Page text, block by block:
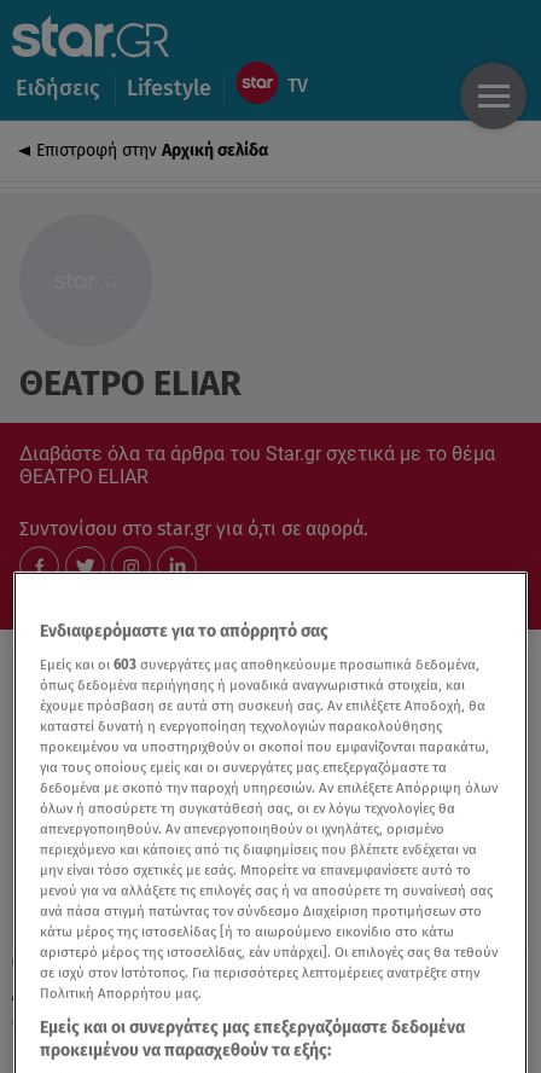
Ειδήσεις Lifestyle
Επιστροφή στην Αρχική σελίδα
ΘΕΑΤΡΟ ELIAR
Διαβάστε όλα τα άρθρα του Star.gr σχετικά με το θέμα
ΘΕΑΤΡΟ ELIAR
Συντονίσου στο star.gr για ό,τι σε αφορά.
31.12.21, 14:16
Δάχτυλο στο μέλι από 28 Φεβρουαρίου
στο θέατρο Eliart
Ενδιαφερόμαστε για το απόρρητό σας
Εμείς και οι603 συνεργάτες μας αποθηκεύουμε προσωπικά δεδομένα,
όπως δεδομένα περιήγησης ή μοναδικά αναγνωριστικά στοιχεία, και
έχουμε πρόσβαση σε αυτά στη συσκευή σας. Αν επιλέξετε Αποδοχή, θα
καταστεί δυνατή η ενεργοποίηση τεχνολογιών παρακολούθησης
προκειμένου να υποστηριχθούν οι σκοποί που εμφανίζονται παρακάτω,
για τους οποίους εμείς και οι συνεργάτες μας επεξεργαζόμαστε τα
δεδομένα με σκοπό την παροχή υπηρεσιών. Αν επιλέξετε Απόρριψη όλων
όλων ή αποσύρετε τη συγκατάθεσή σας, οι εν λόγω τεχνολογίες θα
απενεργοποιηθούν. Αν απενεργοποιηθούν οι ιχνηλάτες, ορισμένο
περιεχόμενο και κάποιες από τις διαφημίσεις που βλέπετε ενδέχεται να
μην είναι τόσο σχετικές με εσάς. Μπορείτε να επανεμφανίσετε αυτό το
μενού για να αλλάξετε τις επιλογές σας ή να αποσύρετε τη συναίνεσή σας
ανά πάσα στιγμή πατώντας τον σύνδεσμο Διαχείριση προτιμήσεων στο
κάτω μέρος της ιστοσελίδας [ή το αιωρούμενο εικονίδιο στο κάτω
αριστερό μέρος της ιστοσελίδας, εάν υπάρχει]. Οι επιλογές σας θα τεθούν
σε ισχύ στον Ιστότοπος. Για περισσότερες λεπτομέρειες ανατρέξτε στην
Πολιτική Απορρήτου μας.
Εμείς και οι συνεργάτες μας επεξεργαζόμαστε δεδομένα
προκειμένου να παρασχεθούν τα εξής: